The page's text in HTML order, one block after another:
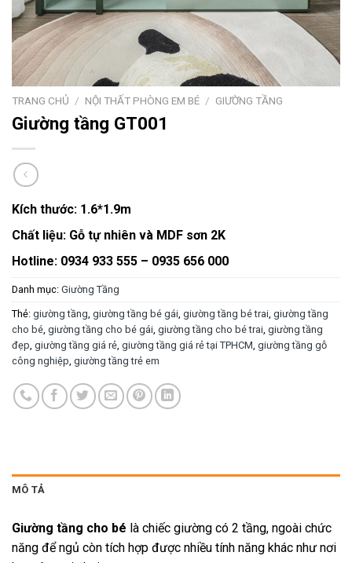
TRANG CHỦ / NỘI THẤT PHÒNG EM BÉ / GIƯỜNG TẦNG
Giường tầng GT001
Kích thước: 1.6*1.9m
Chất liệu: Gỗ tự nhiên và MDF sơn 2K
Hotline: 0934 933 555 – 0935 656 000
Danh mục: Giường Tầng
Thẻ: giường tầng, giường tầng bé gái, giường tầng bé trai, giường tầng
cho bé, giường tầng cho bé gái, giường tầng cho bé trai, giường tầng
đẹp, giường tầng giá rẻ, giường tầng giá rẻ tại TPHCM, giường tầng gỗ
công nghiệp, giường tầng trẻ em
MÔ TẢ
Giường tầng cho bé là chiếc giường có 2 tầng, ngoài chức
năng để ngủ còn tích hợp được nhiều tính năng khác như nơi